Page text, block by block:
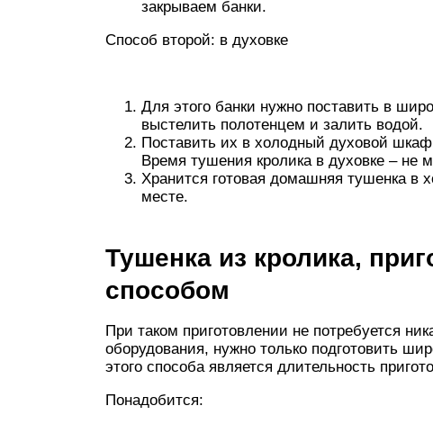
закрываем банки.
Способ второй: в духовке
Для этого банки нужно поставить в
выстелить полотенцем и залить водой.
Поставить их в холодный духовой
Время тушения кролика в духовке – не
Хранится готовая домашняя тушенка в
месте.
Тушенка из кролика,
способом
При таком приготовлении не потребуется
оборудования, нужно только подготовить
этого способа является длительность
Понадобится: